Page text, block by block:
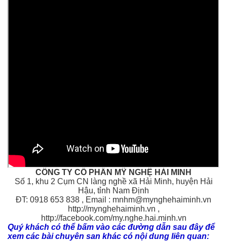
CÔNG TY CỔ PHẦN MỸ NGHỆ HẢI MINH
Số 1, khu 2 Cụm CN làng nghề xã Hải Minh, huyện Hải
Hậu, tỉnh Nam Định
ĐT: 0918 653 838 , Email : mnhm@mynghehaiminh.vn
http://mynghehaiminh.vn ,
http://facebook.com/my.nghe.hai.minh.vn
Quý khách có thể bấm vào các đường dẫn sau đây để
xem các bài chuyên san khác có nội dung liên quan: